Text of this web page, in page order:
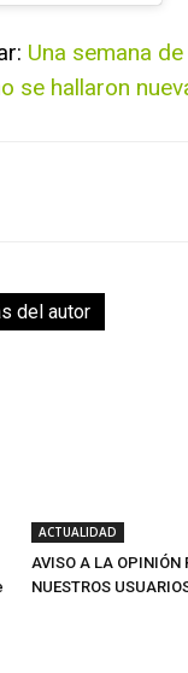
Una semana
se hallaron
del autor
ACTUALIDAD
AVISO A LA OPINIÓN
NUESTROS